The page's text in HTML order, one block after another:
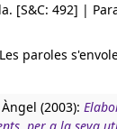
[S&C: 492] |
Les paroles
(2003):